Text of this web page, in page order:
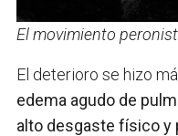
El movimiento
El deterioro se hizo
edema agudo de
alto desgaste físico y